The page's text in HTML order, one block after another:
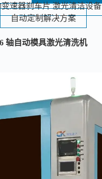
速器刹车片 激光清洁设备
自动定制解决方案
6 轴自动模具激光清洗机